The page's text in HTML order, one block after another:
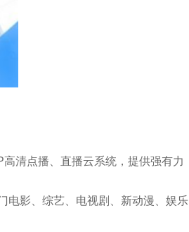
清点播、直播云系统，提供强有力
电影、综艺、电视剧、新动漫、娱乐